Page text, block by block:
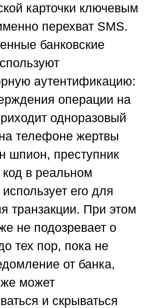
карточки ключевым
перехват SMS.
банковские
аутентификацию:
операции на
одноразовый
телефоне жертвы
шпион, преступник
код в реальном
его для
транзакции. При этом
не подозревает о
тех пор, пока не
от банка,
может
и скрываться